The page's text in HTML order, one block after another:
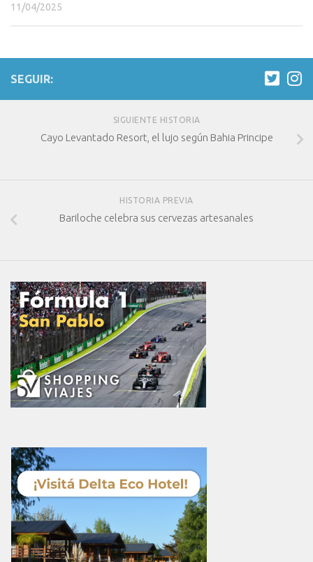
11/04/2025
SEGUIR:
SIGUIENTE HISTORIA
Cayo Levantado Resort, el lujo según Bahia Principe
HISTORIA PREVIA
Bariloche celebra sus cervezas artesanales